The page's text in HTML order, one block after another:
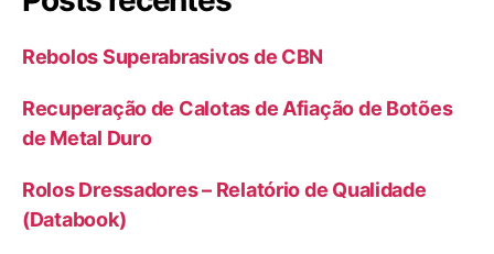
Rebolos Superabrasivos de CBN
Recuperação de Calotas de Afiação de Botões
de Metal Duro
Rolos Dressadores – Relatório de Qualidade
(Databook)